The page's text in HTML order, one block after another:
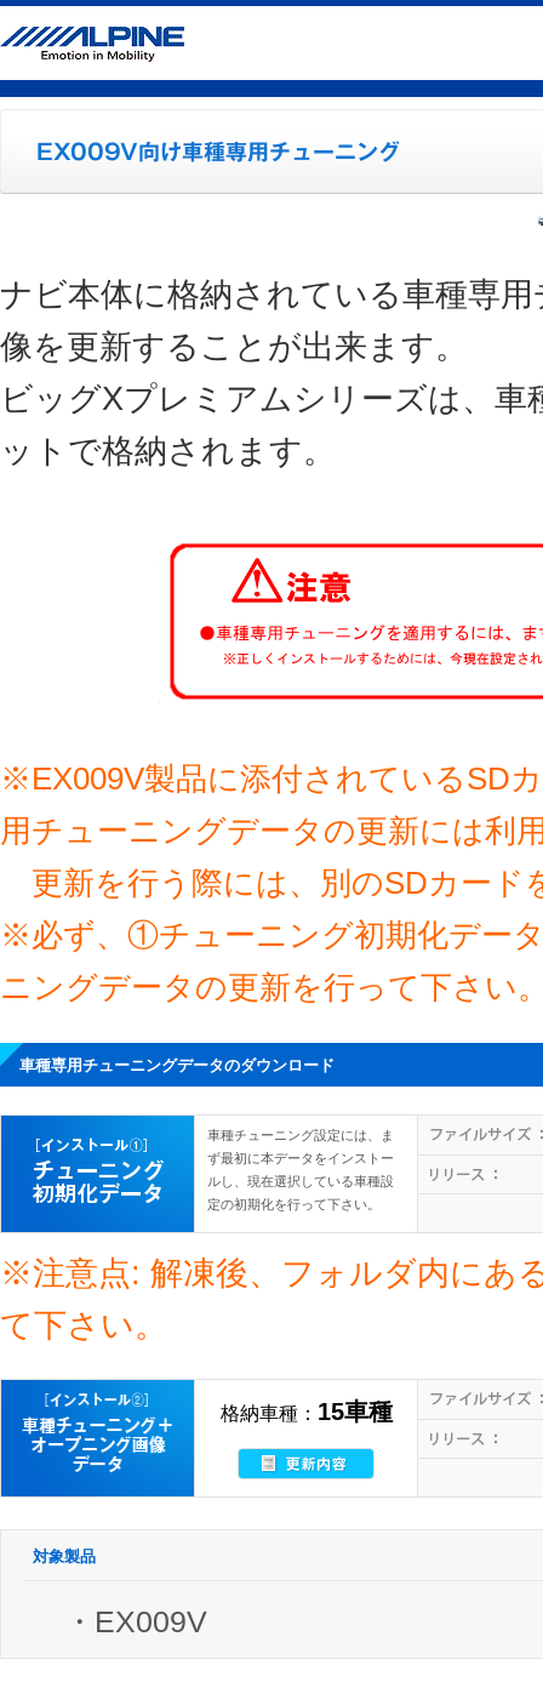
ナビ本体に格納されている車種専
像を更新することが出来ます。
ビッグXプレミアムシリーズは、
ットで格納されます。
※EX009V製品に添付されているSD
用チューニングデータの更新には利
更新を行う際には、別のSDカード
※必ず、①チューニング初期化デー
ニングデータの更新を行って下さい
車種専用チューニングデータのダウンロード
車種チューニング設定には、ま
ず最初に本データをインストー
ルし、現在選択している車種設
定の初期化を行って下さい。
※注意点: 解凍後、フォルダ内にあ
て下さい。
格納車種： 15車種
対象製品
・EX009V